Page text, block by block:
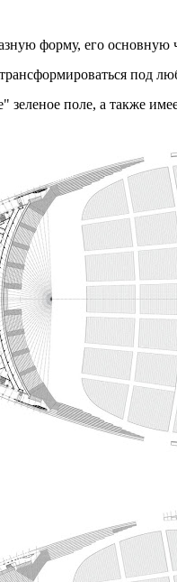
форму, его основную
под
зеленое поле, а также